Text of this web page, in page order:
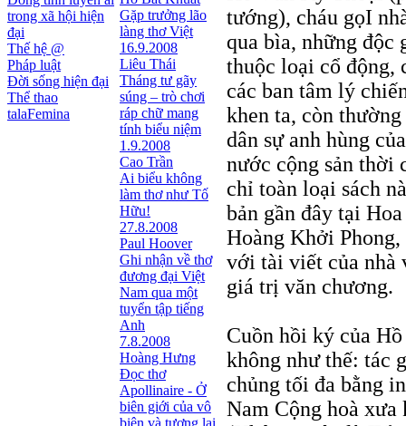
trong xã hội hiện
đại
Thế hệ @
Pháp luật
Đời sống hiện đại
Thể thao
talaFemina
Gặp trưởng lão
làng thơ Việt
16.9.2008
Liêu Thái
Tháng tư gãy
súng – trò chơi
ráp chữ mang
tính biểu niệm
1.9.2008
Cao Trần
Ai biểu không
làm thơ như Tố
Hữu!
27.8.2008
Paul Hoover
Ghi nhận về thơ
đương đại Việt
Nam qua một
tuyển tập tiếng
Anh
7.8.2008
Hoàng Hưng
Đọc thơ
Apollinaire - Ở
biên giới của vô
biên và tương lai
tướng), cháu gọI
qua bìa, những độc
thuộc loại cổ động,
các ban tâm lý
khen ta, còn
dân sự anh hùng
nước cộng sản thời
chỉ toàn loại sách
bản gần đây tại
Hoàng Khởi
với tài viết của nhà
giá trị văn chương.
Cuồn hồi ký của
không như thế: tác
chủng tối đa bằng
Nam Cộng hoà